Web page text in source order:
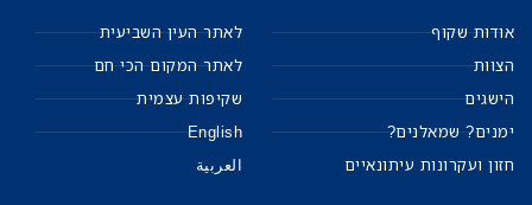
אודות שקוף
הצוות
הישגים
ימנים? שמאלנים?
חזון ועקרונות עיתונאיים
לאתר העין השביעית
לאתר המקום הכי חם
שקיפות עצמית
English
العربية